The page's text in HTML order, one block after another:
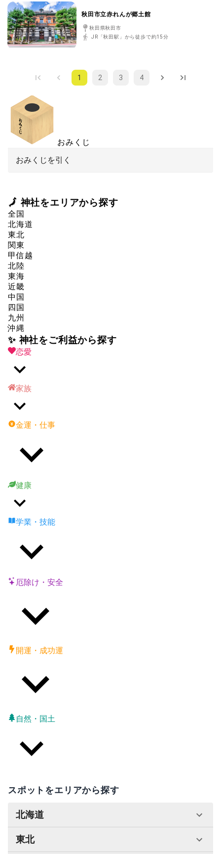
秋田市立赤れんが郷土館
秋田県秋田市
JR「秋田駅」から徒歩で約15分
1 2 3 4
おみくじ
おみくじを引く
🗾 神社をエリアから探す
全国
北海道
東北
関東
甲信越
北陸
東海
近畿
中国
四国
九州
沖縄
✨ 神社をご利益から探す
恋愛
家族
金運・仕事
健康
学業・技能
厄除け・安全
開運・成功運
自然・国土
スポットをエリアから探す
北海道
東北